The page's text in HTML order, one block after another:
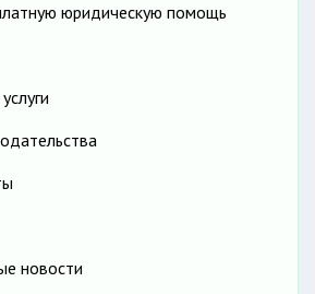
юридическую помощь
новости